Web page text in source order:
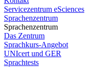
Servicezentrum eSciences
Sprachenzentrum
Sprachenzentrum
Das Zentrum
Sprachkurs-Angebot
UNIcert und GER
Sprachtests